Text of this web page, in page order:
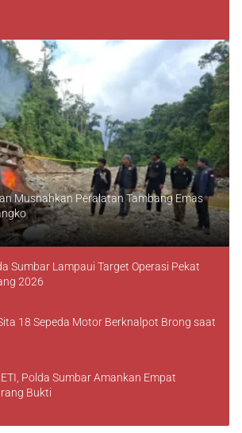
Musnahkan Peralatan Tambang Emas
Sumbar Lampaui Target Operasi Pekat
2026
18 Sepeda Motor Berknalpot Brong saat
Polda Sumbar Amankan Empat
Bukti